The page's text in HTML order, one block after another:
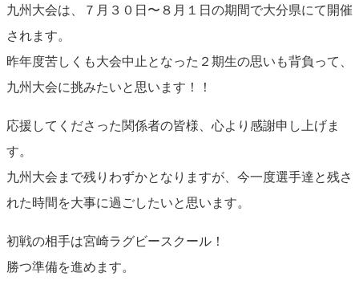
九州大会は、７月３０日〜８月１日の期間で大分県にて開催
されます。
昨年度苦しくも大会中止となった２期生の思いも背負って、
九州大会に挑みたいと思います！！
応援してくださった関係者の皆様、心より感謝申し上げま
す。
九州大会まで残りわずかとなりますが、今一度選手達と残さ
れた時間を大事に過ごしたいと思います。
初戦の相手は宮崎ラグビースクール！
勝つ準備を進めます。